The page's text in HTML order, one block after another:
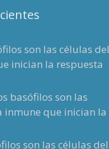
son las células del
inician la respuesta
basófilos son las
inmune que inician la
son las células del